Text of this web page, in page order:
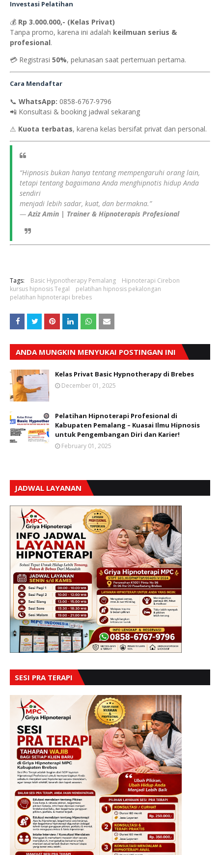
Investasi Pelatihan
💰 Rp 3.000.000,- (Kelas Privat)
Tanpa promo, karena ini adalah keilmuan serius &
profesional.
💳 Registrasi 50%, pelunasan saat pertemuan pertama.
Cara Mendaftar
📞 WhatsApp: 0858-6767-9796
📲 Konsultasi & booking jadwal sekarang
⚠ Kuota terbatas, karena kelas bersifat privat dan personal.
“Hipnosis bukan hanya tentang mempengaruhi orang lain,
tetapi tentang bagaimana Anda menghipnotis hidup Anda
sendiri
menjadi lebih sadar, kuat, dan bermakna.”
—Aziz Amin | Trainer & Hipnoterapis Profesional
Tags: Basic Hypnotherapy Pemalang
Hipnoterapi Cirebon
kursus hipnosis Tegal
pelatihan hipnosis pekalongan
pelatihan hipnoterapi brebes
ANDA MUNGKIN MENYUKAI POSTINGAN INI
Kelas Privat Basic Hypnotherapy di Brebes
December 01, 2025
Pelatihan Hipnoterapi Profesional di
Kabupaten Pemalang – Kuasai Ilmu Hipnosis
untuk Pengembangan Diri dan Karier!
February 01, 2025
JADWAL LAYANAN
SESI PRA TERAPI